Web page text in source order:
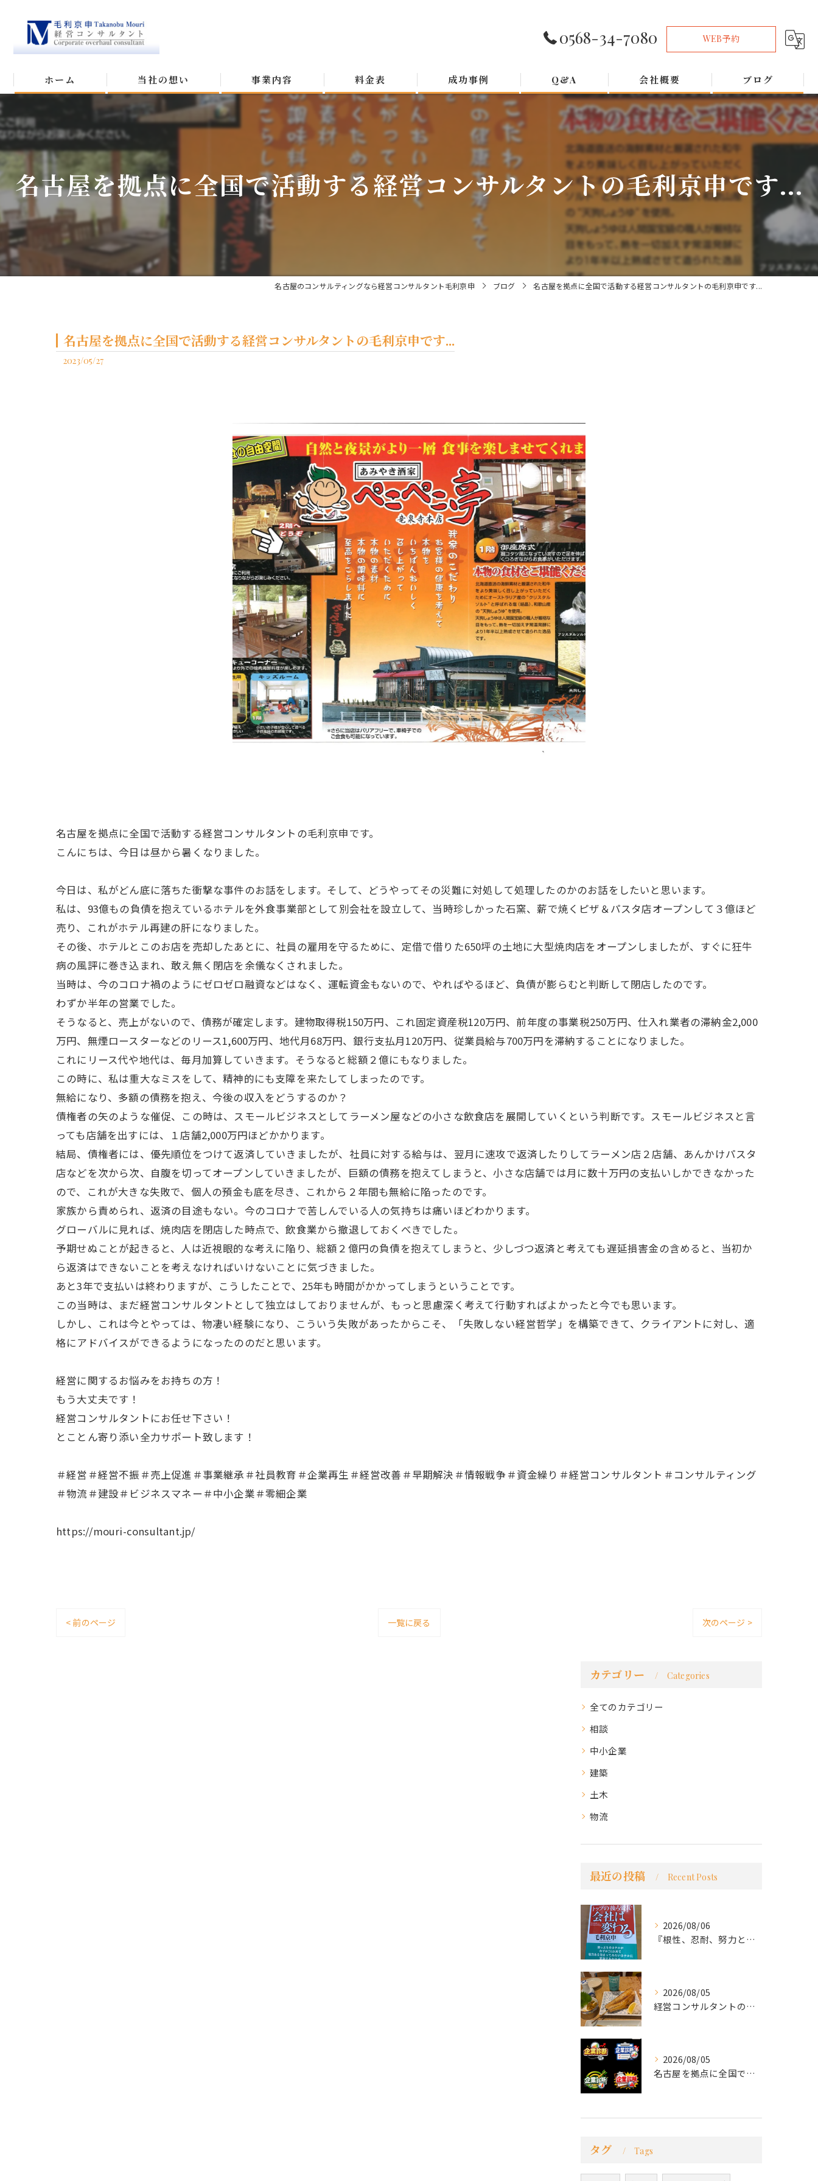
0568-34-7080 WEB予約
ホーム 当社の想い 事業内容 料金表 成功事例 Q&A 会社概要 ブログ
名古屋を拠点に全国で活動する経営コンサルタントの毛利京申です...
名古屋のコンサルティングなら経営コンサルタント毛利京申 ブログ 名古屋を拠点に全国で活動する経営コンサルタントの毛利京申です...
名古屋を拠点に全国で活動する経営コンサルタントの毛利京申です...
2023/05/27
名古屋を拠点に全国で活動する経営コンサルタントの毛利京申です。
こんにちは、今日は昼から暑くなりました。
今日は、私がどん底に落ちた衝撃な事件のお話をします。そして、どうやってその災難に対処して処理したのかのお話をしたいと思います。
私は、93億もの負債を抱えているホテルを外食事業部として別会社を設立して、当時珍しかった石窯、薪で焼くピザ＆パスタ店オープンして３億ほど
売り、これがホテル再建の肝になりました。
その後、ホテルとこのお店を売却したあとに、社員の雇用を守るために、定借で借りた650坪の土地に大型焼肉店をオープンしましたが、すぐに狂牛
病の風評に巻き込まれ、敢え無く閉店を余儀なくされました。
当時は、今のコロナ禍のようにゼロゼロ融資などはなく、運転資金もないので、やればやるほど、負債が膨らむと判断して閉店したのです。
わずか半年の営業でした。
そうなると、売上がないので、債務が確定します。建物取得税150万円、これ固定資産税120万円、前年度の事業税250万円、仕入れ業者の滞納金2,000
万円、無煙ロースターなどのリース1,600万円、地代月68万円、銀行支払月120万円、従業員給与700万円を滞納することになりました。
これにリース代や地代は、毎月加算していきます。そうなると総額２億にもなりました。
この時に、私は重大なミスをして、精神的にも支障を来たしてしまったのです。
無給になり、多額の債務を抱え、今後の収入をどうするのか？
債権者の矢のような催促、この時は、スモールビジネスとしてラーメン屋などの小さな飲食店を展開していくという判断です。スモールビジネスと言
っても店舗を出すには、１店舗2,000万円ほどかかります。
結局、債権者には、優先順位をつけて返済していきましたが、社員に対する給与は、翌月に速攻で返済したりしてラーメン店２店舗、あんかけパスタ
店などを次から次、自腹を切ってオープンしていきましたが、巨額の債務を抱えてしまうと、小さな店舗では月に数十万円の支払いしかできなかった
ので、これが大きな失敗で、個人の預金も底を尽き、これから２年間も無給に陥ったのです。
家族から責められ、返済の目途もない。今のコロナで苦しんでいる人の気持ちは痛いほどわかります。
グローバルに見れば、焼肉店を閉店した時点で、飲食業から撤退しておくべきでした。
予期せぬことが起きると、人は近視眼的な考えに陥り、総額２億円の負債を抱えてしまうと、少しづつ返済と考えても遅延損害金の含めると、当初か
ら返済はできないことを考えなければいけないことに気づきました。
あと3年で支払いは終わりますが、こうしたことで、25年も時間がかかってしまうということです。
この当時は、まだ経営コンサルタントとして独立はしておりませんが、もっと思慮深く考えて行動すればよかったと今でも思います。
しかし、これは今とやっては、物凄い経験になり、こういう失敗があったからこそ、「失敗しない経営哲学」を構築できて、クライアントに対し、適
格にアドバイスができるようになったののだと思います。
経営に関するお悩みをお持ちの方！
もう大丈夫です！
経営コンサルタントにお任せ下さい！
とことん寄り添い全力サポート致します！
＃経営＃経営不振＃売上促進＃事業継承＃社員教育＃企業再生＃経営改善＃早期解決＃情報戦争＃資金繰り＃経営コンサルタント＃コンサルティング
＃物流＃建設＃ビジネスマネー＃中小企業＃零細企業
https://mouri-consultant.jp/
< 前のページ 一覧に戻る 次のページ >
カテゴリー Categories
全てのカテゴリー
相談
中小企業
建築
土木
物流
最近の投稿 Recent Posts
2026/08/06
『根性、忍耐、努力という言葉は死語なのか』
2026/08/05
経営コンサルタントのモーちゃん・毛利京申です。
2026/08/05
名古屋を拠点に全国で活動する 経営コンサルタントの 毛利京申...
タグ Tags